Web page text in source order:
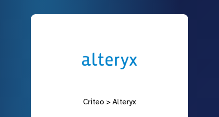
Criteo > Alteryx